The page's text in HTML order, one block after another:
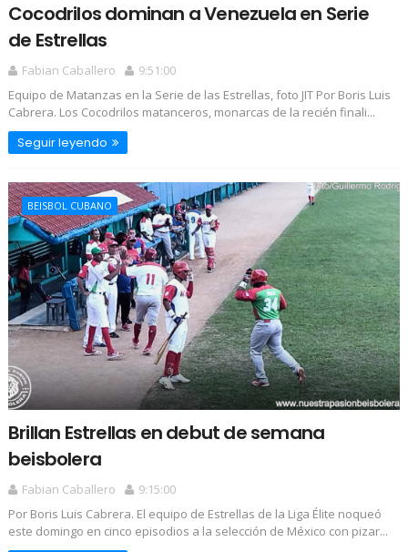
Cocodrilos dominan a Venezuela en Serie
de Estrellas
Fabian Caballero
9:51:00
Equipo de Matanzas en la Serie de las Estrellas, foto JIT Por Boris Luis
Cabrera. Los Cocodrilos matanceros, monarcas de la recién finali...
Seguir leyendo
BEISBOL CUBANO
Brillan Estrellas en debut de semana
beisbolera
Fabian Caballero
9:15:00
Por Boris Luis Cabrera. El equipo de Estrellas de la Liga Élite noqueó
este domingo en cinco episodios a la selección de México con pizar...